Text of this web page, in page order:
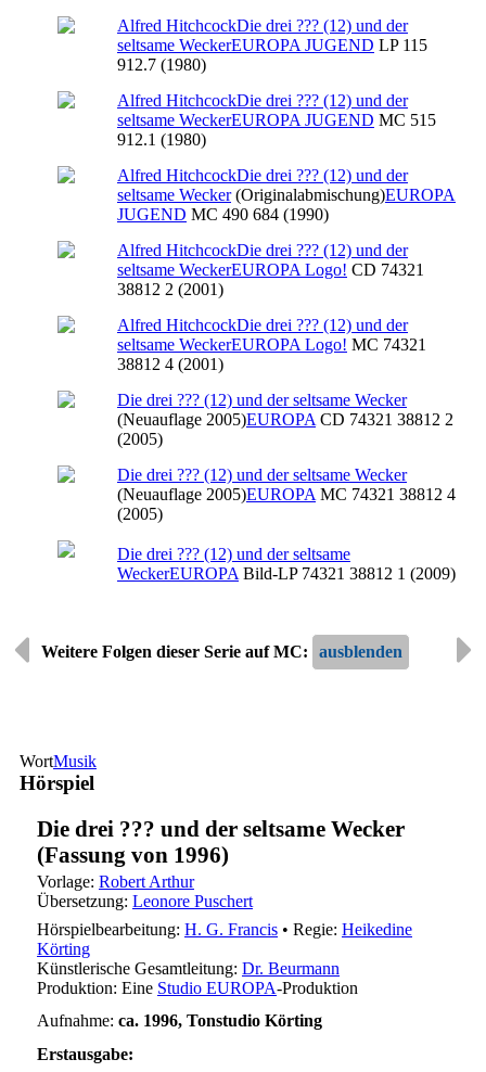
Alfred HitchcockDie drei ??? (12) und der
seltsame WeckerEUROPA JUGEND LP 115
912.7 (1980)
Alfred HitchcockDie drei ??? (12) und der
seltsame WeckerEUROPA JUGEND MC 515
912.1 (1980)
Alfred HitchcockDie drei ??? (12) und der
seltsame Wecker (Originalabmischung)EUROPA
JUGEND MC 490 684 (1990)
Alfred HitchcockDie drei ??? (12) und der
seltsame WeckerEUROPA Logo! CD 74321
38812 2 (2001)
Alfred HitchcockDie drei ??? (12) und der
seltsame WeckerEUROPA Logo! MC 74321
38812 4 (2001)
Die drei ??? (12) und der seltsame Wecker
(Neuauflage 2005)EUROPA CD 74321 38812 2
(2005)
Die drei ??? (12) und der seltsame Wecker
(Neuauflage 2005)EUROPA MC 74321 38812 4
(2005)
Die drei ??? (12) und der seltsame
WeckerEUROPA Bild-LP 74321 38812 1 (2009)
Weitere Folgen dieser Serie auf MC:
WortMusik
Hörspiel
Die drei ??? und der seltsame Wecker
(Fassung von 1996)
Vorlage: Robert Arthur
Übersetzung: Leonore Puschert
Hörspielbearbeitung: H. G. Francis • Regie: Heikedine
Körting
Künstlerische Gesamtleitung: Dr. Beurmann
Produktion: Eine Studio EUROPA-Produktion
Aufnahme: ca. 1996, Tonstudio Körting
Erstausgabe: